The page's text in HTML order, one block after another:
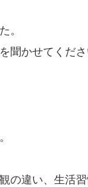
。
聞かせてくださ
の違い、生活習